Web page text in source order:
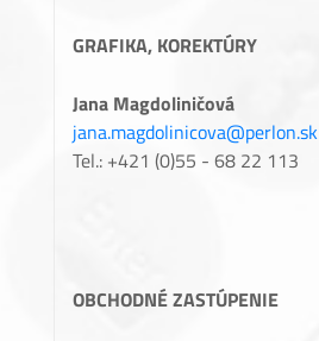
GRAFIKA, KOREKTÚRY
Jana Magdoliničová
jana.magdolinicova@perlon.sk
Tel.: +421 (0)55 - 68 22 113
OBCHODNÉ ZASTÚPENIE